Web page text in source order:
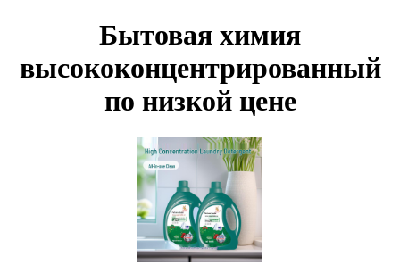
Бытовая химия
высококонцентрированный
по низкой цене